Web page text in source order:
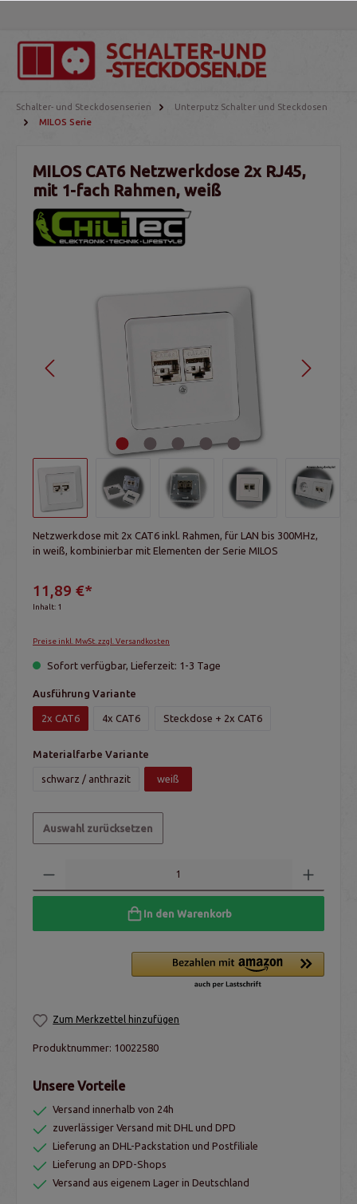
Schalter- und Steckdosenserien
Unterputz Schalter und Steckdosen
MILOS Serie
MILOS CAT6 Netzwerkdose 2x RJ45,
mit 1-fach Rahmen, weiß
Netzwerkdose mit 2x CAT6 inkl. Rahmen, für LAN bis 300MHz,
in weiß, kombinierbar mit Elementen der Serie MILOS
11,89 €*
Inhalt: 1
Preise inkl. MwSt. zzgl. Versandkosten
Sofort verfügbar, Lieferzeit: 1-3 Tage
Ausführung Variante
2x CAT6 4x CAT6 Steckdose + 2x CAT6
Materialfarbe Variante
schwarz / anthrazit weiß
Auswahl zurücksetzen
In den Warenkorb
Zum Merkzettel hinzufügen
Produktnummer: 10022580
Unsere Vorteile
Versand innerhalb von 24h
zuverlässiger Versand mit DHL und DPD
Lieferung an DHL-Packstation und Postfiliale
Lieferung an DPD-Shops
Versand aus eigenem Lager in Deutschland